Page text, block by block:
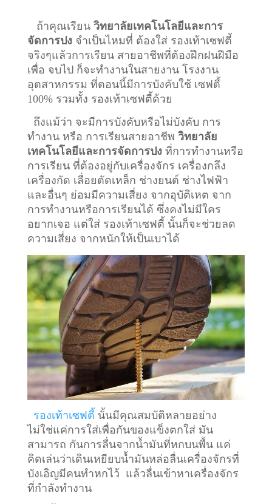
ถ้าคุณเรียน วิทยาลัยเทคโนโลยีและการ
จัดการปงจำเป็นไหมที่ ต้องใส่ รองเท้าเซฟตี้
จริงๆแล้วการเรียน สายอาชีพที่ต้องฝึกฝนฝีมือ
เพื่อ จบไป ก็จะทำงานในสายงาน โรงงาน
อุตสาหกรรม ที่ตอนนี้มีการบังคับใช้ เซฟตี้
100% รวมทั้ง รองเท้าเซฟตี้ด้วย
ถึงแม้ว่า จะมีการบังคับหรือไม่บังคับ การ
ทำงาน หรือ การเรียนสายอาชีพ วิทยาลัย
เทคโนโลยีและการจัดการปงที่การทำงานหรือ
การเรียน ที่ต้องอยู่กับเครื่องจักร เครื่องกลึง
เครื่องกัด เลื่อยตัดเหล็ก ช่างยนต์ ช่างไฟฟ้า
และอื่นๆ ย่อมมีความเสี่ยง จากอุบัติเหต จาก
การทำงานหรือการเรียนได้ ซึ่งคงไม่มีใคร
อยากเจอ แต่ใส่ รองเท้าเซฟตี้ นั้นก็จะช่วยลด
ความเสี่ยง จากหนักให้เป็นเบาได้
รองเท้าเซฟตี้ นั้นมีคุณสมบัติหลายอย่าง
ไม่ใช่แค่การใส่เพื่อกันของแข็งตกใส่ มัน
สามารถ กันการลื่นจากน้ำมันที่หกบนพื้น แค่
คิดเล่นว่าเดินเหยียบน้ำมันหล่อลื่นเครื่องจักรที่
บังเอิญมีคนทำหกไว้ แล้วลื่นเข้าหาเครื่องจักร
ที่กำลังทำงาน